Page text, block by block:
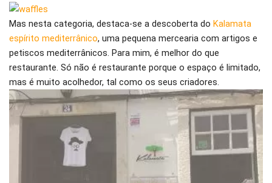
Mas nesta categoria, destaca-se a descoberta do Kalamata
espírito mediterrânico, uma pequena mercearia com artigos e
petiscos mediterrânicos. Para mim, é melhor do que
restaurante. Só não é restaurante porque o espaço é limitado,
mas é muito acolhedor, tal como os seus criadores.